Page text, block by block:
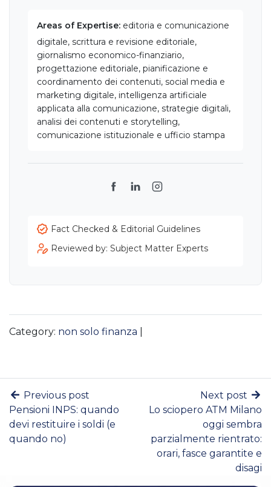
Areas of Expertise: editoria e comunicazione
digitale, scrittura e revisione editoriale,
giornalismo economico-finanziario,
progettazione editoriale, pianificazione e
coordinamento dei contenuti, social media e
marketing digitale, intelligenza artificiale
applicata alla comunicazione, strategie digitali,
analisi dei contenuti e storytelling,
comunicazione istituzionale e ufficio stampa
Facebook
LinkedInInstagram
Fact Checked & Editorial Guidelines
Reviewed by: Subject Matter Experts
Category: non solo finanza
Previous post
Pensioni INPS: quando
devi restituire i soldi (e
quando no)
Next post
Lo sciopero ATM Milano
oggi sembra
parzialmente rientrato:
orari, fasce garantite e
disagi